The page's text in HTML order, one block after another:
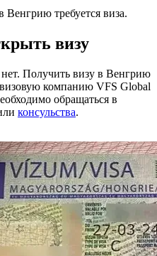
требуется виза.
визу
Получить визу в Венгрию
компанию VFS Global
обращаться в
консульства.